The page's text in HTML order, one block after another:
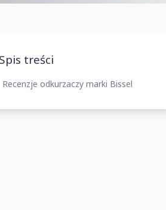
Spis treści
Recenzje odkurzaczy marki Bissel